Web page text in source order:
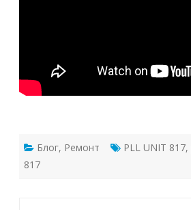
Блог, Ремонт PLL UNIT 817,
817